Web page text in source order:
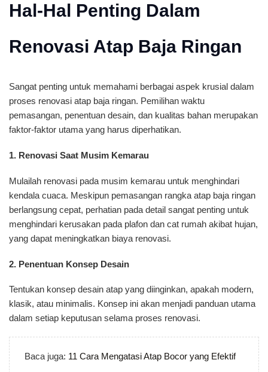
Hal-Hal Penting Dalam
Renovasi Atap Baja Ringan
Sangat penting untuk memahami berbagai aspek krusial dalam
proses renovasi atap baja ringan. Pemilihan waktu
pemasangan, penentuan desain, dan kualitas bahan merupakan
faktor-faktor utama yang harus diperhatikan.
1. Renovasi Saat Musim Kemarau
Mulailah renovasi pada musim kemarau untuk menghindari
kendala cuaca. Meskipun pemasangan rangka atap baja ringan
berlangsung cepat, perhatian pada detail sangat penting untuk
menghindari kerusakan pada plafon dan cat rumah akibat hujan,
yang dapat meningkatkan biaya renovasi.
2. Penentuan Konsep Desain
Tentukan konsep desain atap yang diinginkan, apakah modern,
klasik, atau minimalis. Konsep ini akan menjadi panduan utama
dalam setiap keputusan selama proses renovasi.
Baca juga: 11 Cara Mengatasi Atap Bocor yang Efektif